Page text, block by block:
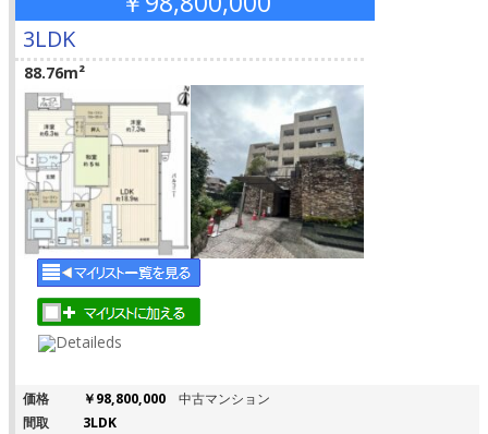
3LDK
88.76m²
価格 ￥98,800,000
中古マンション
間取
3LDK